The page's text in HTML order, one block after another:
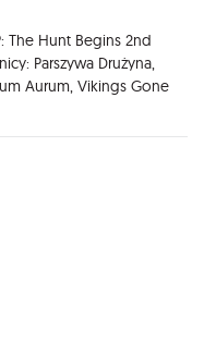
The Hunt Begins 2nd
Parszywa Drużyna,
Aurum, Vikings Gone